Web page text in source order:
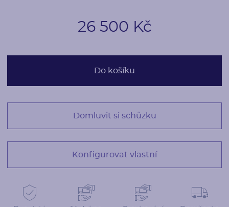
26 500 Kč
Do košíku
Domluvit si schůzku
Konfigurovat vlastní